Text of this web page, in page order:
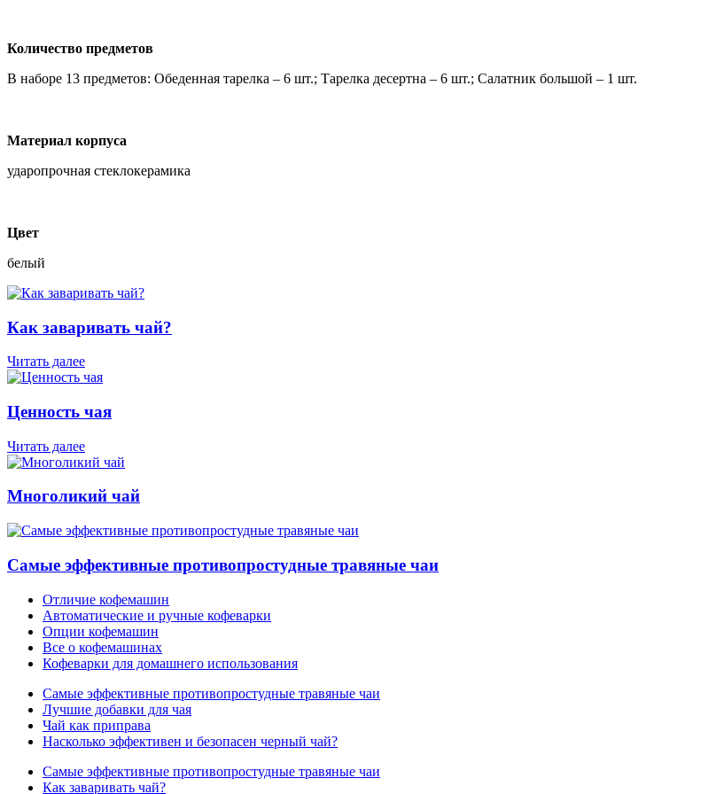
Количество предметов
В наборе 13 предметов: Обеденная тарелка – 6 шт.; Тарелка десертна – 6 шт.; Салатник большой – 1 шт.
Материал корпуса
ударопрочная стеклокерамика
Цвет
белый
Как заваривать чай?
Читать далее
Ценность чая
Читать далее
Многоликий чай
Самые эффективные противопростудные травяные чаи
Отличие кофемашин
Автоматические и ручные кофеварки
Опции кофемашин
Все о кофемашинах
Кофеварки для домашнего использования
Самые эффективные противопростудные травяные чаи
Лучшие добавки для чая
Чай как приправа
Насколько эффективен и безопасен черный чай?
Самые эффективные противопростудные травяные чаи
Как заваривать чай?